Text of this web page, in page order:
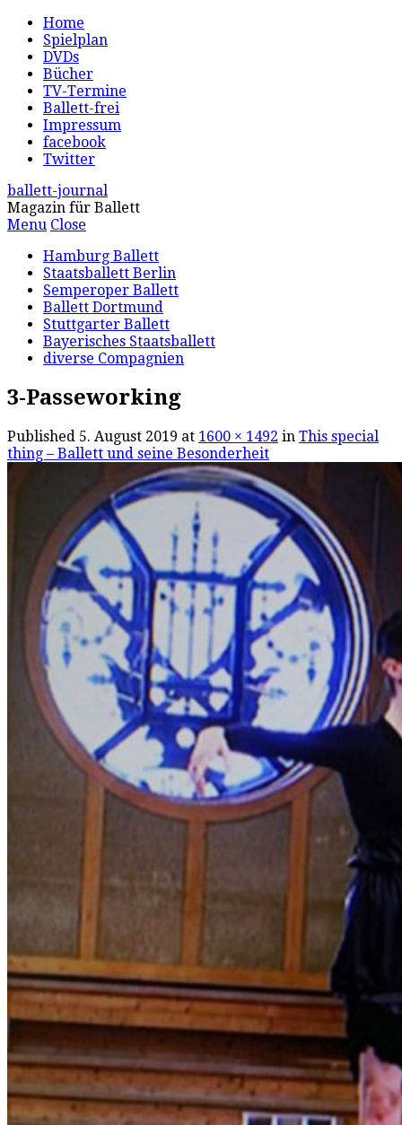
Home
Spielplan
DVDs
Bücher
TV-Termine
Ballett-frei
Impressum
facebook
Twitter
ballett-journal
Magazin für Ballett
Menu Close
Hamburg Ballett
Staatsballett Berlin
Semperoper Ballett
Ballett Dortmund
Stuttgarter Ballett
Bayerisches Staatsballett
diverse Compagnien
3-Passeworking
Published 5. August 2019 at 1600 × 1492 in This special
thing – Ballett und seine Besonderheit